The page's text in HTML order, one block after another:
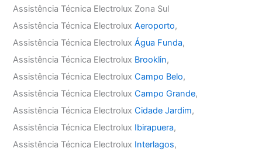
Assistência Técnica Electrolux Zona Sul
Assistência Técnica ElectroluxAeroporto,
Assistência Técnica ElectroluxÁgua Funda,
Assistência Técnica Electrolux Brooklin,
Assistência Técnica ElectroluxCampo Belo,
Assistência Técnica ElectroluxCampo Grande,
Assistência Técnica ElectroluxCidade Jardim,
Assistência Técnica Electrolux Ibirapuera,
Assistência Técnica Electrolux Interlagos,